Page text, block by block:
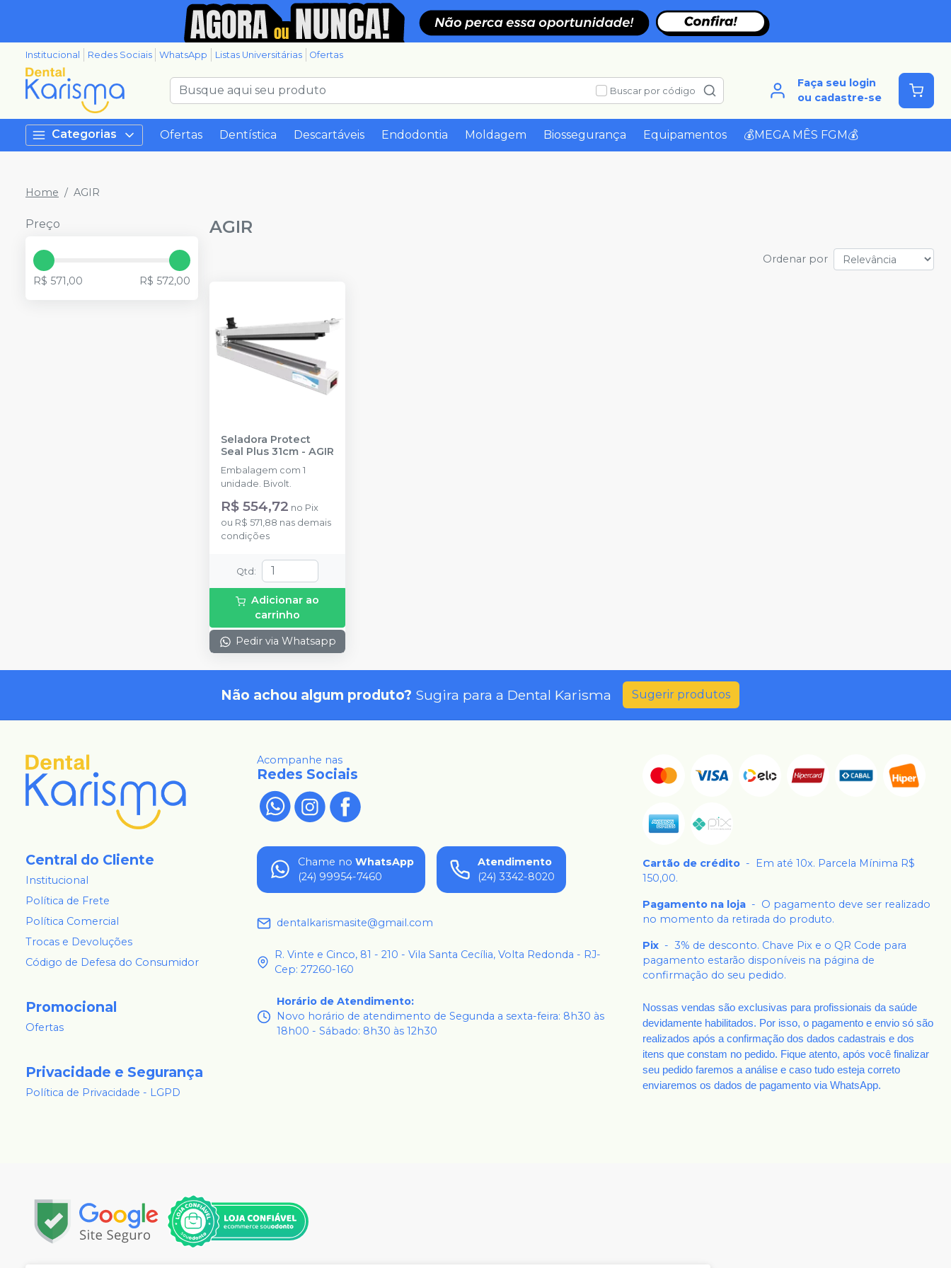
Institucional Redes Sociais WhatsApp Listas Universitárias Ofertas
Buscar por código
Faça seu login
ou cadastre-se
Categorias Ofertas Dentística Descartáveis Endodontia Moldagem Biossegurança Equipamentos 💰MEGA MÊS FGM💰
Home AGIR
Preço
R$ 571,00 R$ 572,00
AGIR
Ordenar por
Seladora Protect
Seal Plus 31cm - AGIR
Embalagem com 1
unidade. Bivolt.
R$ 554,72 no Pix
ou R$ 571,88 nas demais
condições
Qtd:
Adicionar ao
carrinho
Pedir via Whatsapp
Não achou algum produto? Sugira para a Dental Karisma Sugerir produtos
Central do Cliente
Institucional
Política de Frete
Política Comercial
Trocas e Devoluções
Código de Defesa do Consumidor
Promocional
Ofertas
Privacidade e Segurança
Política de Privacidade - LGPD
Acompanhe nas
Redes Sociais
Chame no WhatsApp
(24) 99954-7460
Atendimento
(24) 3342-8020
dentalkarismasite@gmail.com
R. Vinte e Cinco, 81 - 210 - Vila Santa Cecília, Volta Redonda - RJ-
Cep: 27260-160
Horário de Atendimento:
Novo horário de atendimento de Segunda a sexta-feira: 8h30 às
18h00 - Sábado: 8h30 às 12h30
Cartão de crédito -
Em até 10x. Parcela Mínima R$
150,00.
Pagamento na loja - O pagamento deve ser realizado
no momento da retirada do produto.
Pix - 3% de desconto. Chave Pix e o QR Code para
pagamento estarão disponíveis na página de
confirmação do seu pedido.
Nossas vendas são exclusivas para profissionais da saúde
devidamente habilitados. Por isso, o pagamento e envio só são
realizados após a confirmação dos dados cadastrais e dos
itens que constam no pedido. Fique atento, após você finalizar
seu pedido faremos a análise e caso tudo esteja correto
enviaremos os dados de pagamento via WhatsApp.